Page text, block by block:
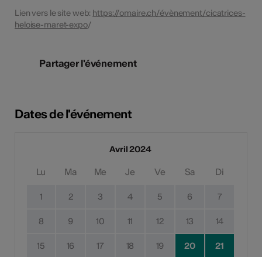
Lien vers le site web: https://omaire.ch/évènement/cicatrices-
heloise-maret-expo/
Partager l'événement
Dates de l'événement
Avril 2024
Lu Ma Me Je Ve Sa Di
1 2 3 4 5 6 7
8 9 10 11 12 13 14
15 16 17 18 19 20 21